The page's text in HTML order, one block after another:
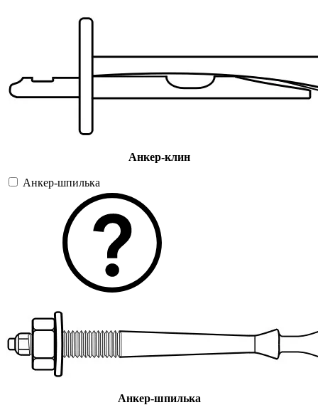
Анкер-клин
Анкер-шпилька
Анкер-шпилька